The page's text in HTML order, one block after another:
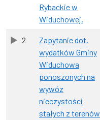
Rybackie w
Widuchowej.
2
Zapytanie dot.
wydatków Gminy
Widuchowa
ponoszonych na
wywóz
nieczystości
stałych z terenów